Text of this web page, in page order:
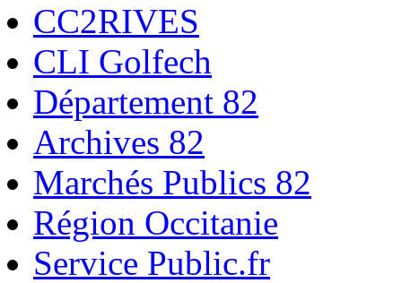
CC2RIVES
CLI Golfech
Département 82
Archives 82
Marchés Publics 82
Région Occitanie
Service Public.fr